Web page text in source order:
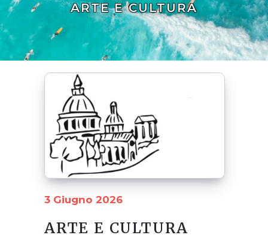
ARTE E CULTURA
3 Giugno 2026
ARTE E CULTURA